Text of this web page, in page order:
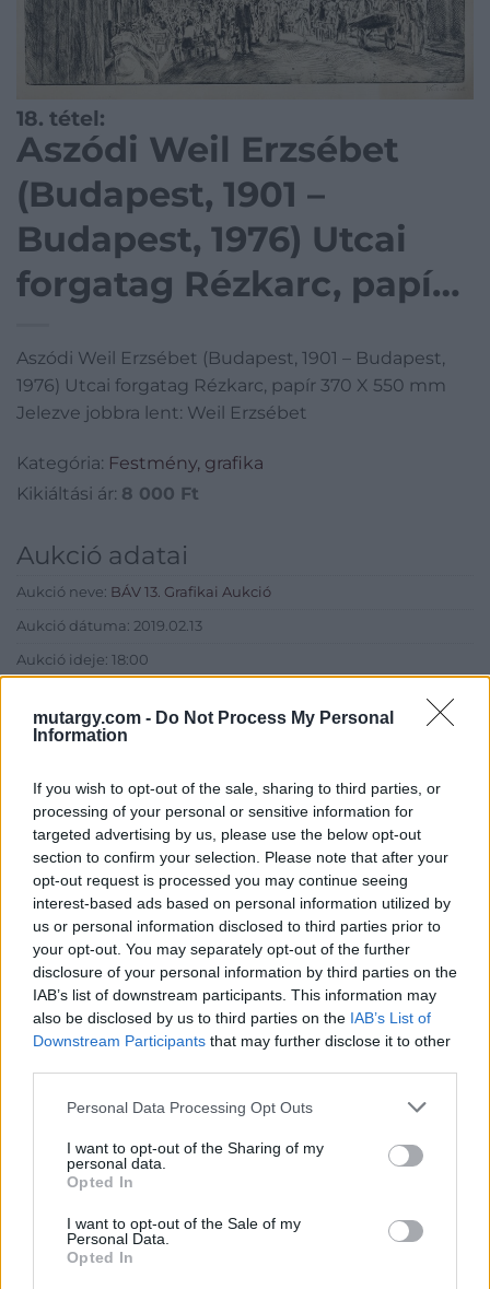
mutargy.com - Do Not Process My Personal
Information
If you wish to opt-out of the sale, sharing to third parties, or
processing of your personal or sensitive information for
targeted advertising by us, please use the below opt-out
section to confirm your selection. Please note that after your
opt-out request is processed you may continue seeing
interest-based ads based on personal information utilized by
us or personal information disclosed to third parties prior to
your opt-out. You may separately opt-out of the further
disclosure of your personal information by third parties on the
IAB’s list of downstream participants. This information may
also be disclosed by us to third parties on the IAB’s List of
Downstream Participants that may further disclose it to other
Personal Data Processing Opt Outs
I want to opt-out of the Sharing of my
personal data.
Opted In
I want to opt-out of the Sale of my
Personal Data.
Opted In
18. tétel:
Aszódi Weil Erzsébet
(Budapest, 1901 –
Budapest, 1976) Utcai
forgatag Rézkarc, papír
jobbra lent: Weil
Erzsébet
Aszódi Weil Erzsébet (Budapest, 1901 – Budapest,
1976) Utcai forgatag Rézkarc, papír 370 X 550 mm
Jelezve jobbra lent: Weil Erzsébet
Kategória: Festmény, grafika
Kikiáltási ár: 8 000 Ft
Aukció adatai
Aukció neve: BÁV 13. Grafikai Aukció
Aukció dátuma: 2019.02.13
Aukció ideje: 18:00
Bécsi utca 3.)
Eladó adatai
Eladó:BÁV ART Aukciósház és
Galéria
Cím: BÁV ZRt.
1027 Budapest, Csalogány u.
23-33.
Telefon: (06 1) 331 0513
Weboldal:http://bav-art.hu
jogfolytonosan működő magyar vállalkozásaként a BÁV ZRt.
óriási tapasztalatával, szakmai tekintélyével és
megbízhatóságával hagyományosan a magyar
műkereskedelem meghatározó szereplője. A 2007-ben
megújult BÁV Aukciósház mára a magyarországi
műkereskedelem egyik legfontosabb színterévé, kereskedelmi
műkereskedelmi üzlethálózatával rendelkező BÁV ZRt.
felkészült munkatársai a hét hat napján állnak a műtárgyat